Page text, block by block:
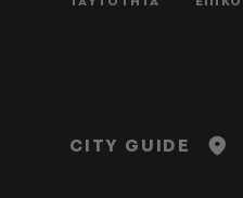
CITY GUIDE